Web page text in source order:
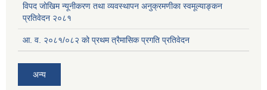
विपद जोखिम न्यूनीकरण तथा व्यवस्थापन अनुक्रमणीका स्वमूल्याङ्कन
प्रतिवेदन २०८१
आ. व. २०८१/०८२ को प्रथम त्रैमासिक प्रगति प्रतिवेदन
अन्य